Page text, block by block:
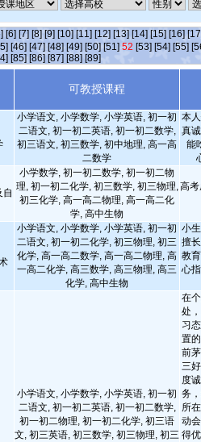
[6] [7] [8] [9] [10] [11] [12] [13] [14] [15] [16]
[46] [47] [48] [49] [50] [51] 52 [53] [54] [55]
[85] [86] [87] [88] [89]
可教授课程
小学语文, 小学数学, 小学英语, 初一初
二语文, 初一初二英语, 初一初二数学,
初三语文, 初三数学, 初中地理, 高一高
二数学
本
真
能
自
小学数学, 初一初二数学, 初一初二物
理, 初一初二化学, 初三数学, 初三物理,
初三化学, 高一高二物理, 高一高二化
学, 高中生物
高
小学语文, 小学数学, 小学英语, 初一初
二语文, 初一初二化学, 初三物理, 初三
化学, 高一高二数学, 高一高二物理, 高
一高二化学, 高三数学, 高三物理, 高三
化学, 高中生物
小
擅
教
心
小学语文, 小学数学, 小学英语, 初一初
二语文, 初一初二英语, 初一初二数学,
初一初二物理, 初一初二化学, 初三语
文, 初三英语, 初三数学, 初三物理, 初三
在
处
习
置
前
三
度
务
所
动
得